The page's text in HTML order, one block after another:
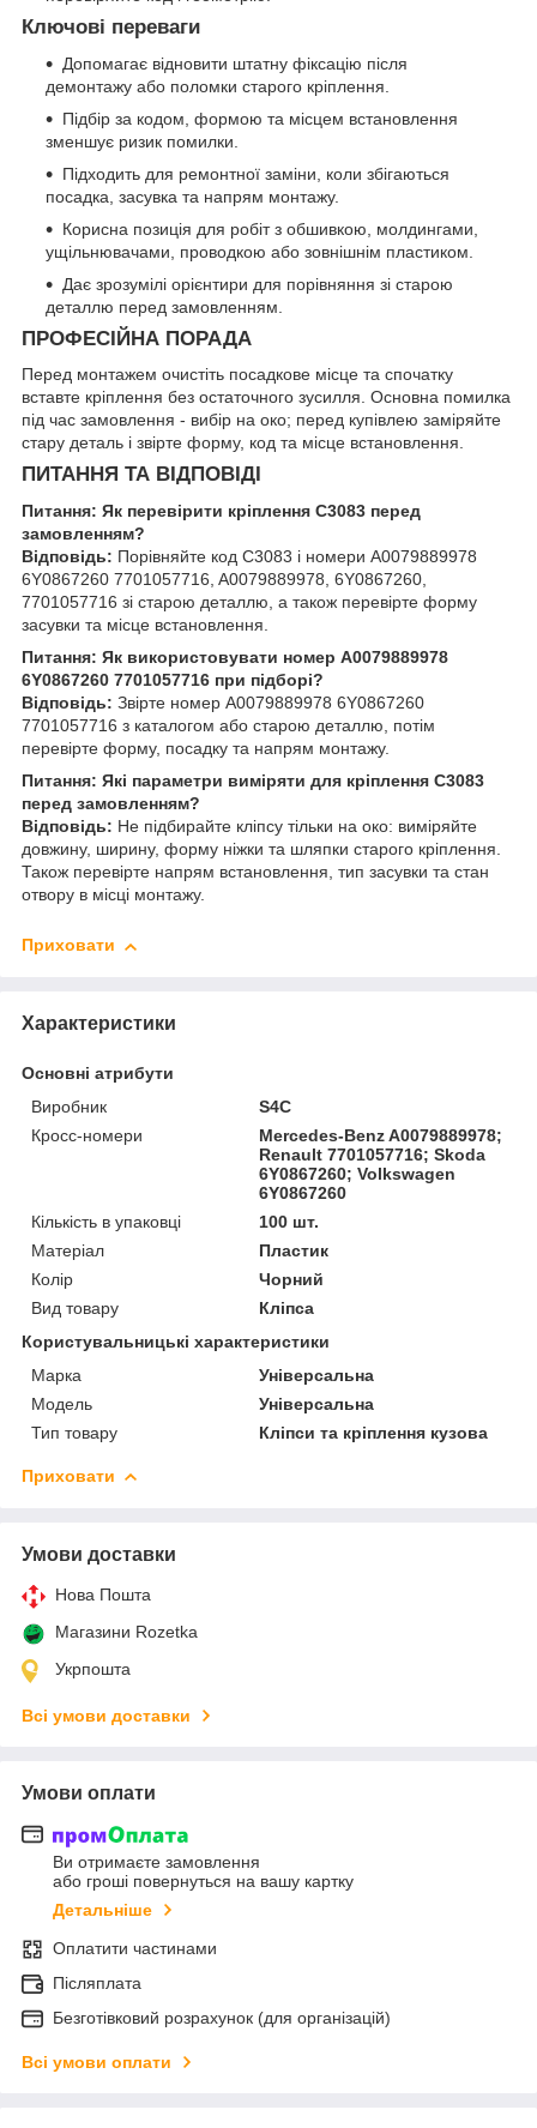
Ключові переваги
Допомагає відновити штатну фіксацію після
демонтажу або поломки старого кріплення.
Підбір за кодом, формою та місцем встановлення
зменшує ризик помилки.
Підходить для ремонтної заміни, коли збігаються
посадка, засувка та напрям монтажу.
Корисна позиція для робіт з обшивкою, молдингами,
ущільнювачами, проводкою або зовнішнім пластиком.
Дає зрозумілі орієнтири для порівняння зі старою
деталлю перед замовленням.
ПРОФЕСІЙНА ПОРАДА
Перед монтажем очистіть посадкове місце та спочатку
вставте кріплення без остаточного зусилля. Основна помилка
під час замовлення - вибір на око; перед купівлею заміряйте
стару деталь і звірте форму, код та місце встановлення.
ПИТАННЯ ТА ВІДПОВІДІ
Питання: Як перевірити кріплення C3083 перед
замовленням?
Відповідь: Порівняйте код C3083 і номери A0079889978
6Y0867260 7701057716, A0079889978, 6Y0867260,
7701057716 зі старою деталлю, а також перевірте форму
засувки та місце встановлення.
Питання: Як використовувати номер A0079889978
6Y0867260 7701057716 при підборі?
Відповідь: Звірте номер A0079889978 6Y0867260
7701057716 з каталогом або старою деталлю, потім
перевірте форму, посадку та напрям монтажу.
Питання: Які параметри виміряти для кріплення C3083
перед замовленням?
Відповідь: Не підбирайте кліпсу тільки на око: виміряйте
довжину, ширину, форму ніжки та шляпки старого кріплення.
Також перевірте напрям встановлення, тип засувки та стан
отвору в місці монтажу.
Приховати
Характеристики
Основні атрибути
Виробник
S4C
Кросс-номери
Mercedes-Benz A0079889978;
Renault 7701057716; Skoda
6Y0867260; Volkswagen
6Y0867260
Кількість в упаковці
100 шт.
Матеріал
Пластик
Колір
Чорний
Вид товару
Кліпса
Користувальницькі характеристики
Марка
Універсальна
Мoдель
Універсальна
Тип товару
Кліпси та кріплення кузова
Приховати
Умови доставки
Нова Пошта
Магазини Rozetka
Укрпошта
Всі умови доставки
Умови оплати
Ви отримаєте замовлення
або гроші повернуться на вашу картку
Детальніше
Оплатити частинами
Післяплата
Безготівковий розрахунок (для організацій)
Всі умови оплати